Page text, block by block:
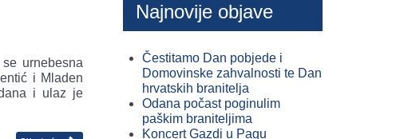
urnebesna
i Mladen
i ulaz je
Najnovije objave
Čestitamo Dan pobjede i
Domovinske zahvalnosti te Dan
hrvatskih branitelja
Odana počast poginulim
paškim braniteljima
Koncert Gazdi u Pagu